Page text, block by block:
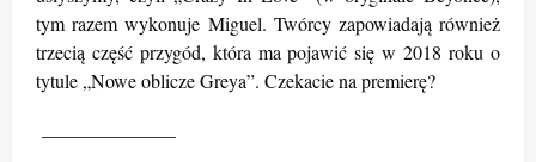
tym razem wykonuje Miguel. Twórcy zapowiadają również
trzecią część przygód, która ma pojawić się w 2018 roku o
tytule „Nowe oblicze Greya”. Czekacie na premierę?